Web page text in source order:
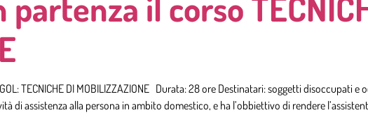
TECNICHE DI MOBILIZZAZIONE Durata: 28 ore Destinatari: soggetti disoccupati
di assistenza alla persona in ambito domestico, e ha l’obbiettivo di rendere